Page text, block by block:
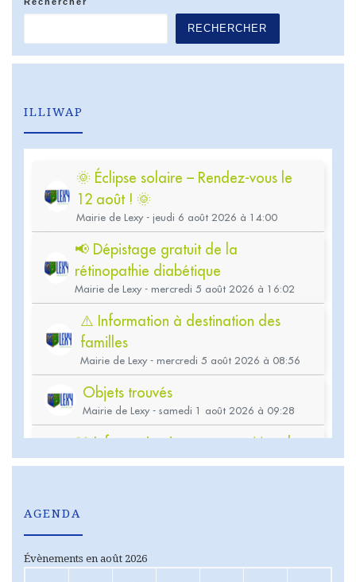
RECHERCHER
ILLIWAP
AGENDA
Évènements en août 2026